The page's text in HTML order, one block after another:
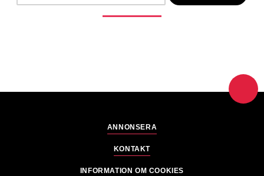
ANNONSERA
KONTAKT
INFORMATION OM COOKIES